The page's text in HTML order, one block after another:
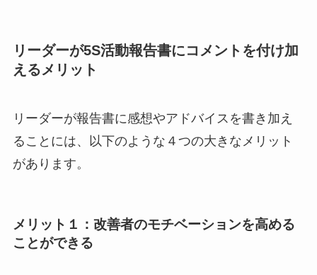
リーダーが5S活動報告書にコメントを付け加
えるメリット
リーダーが報告書に感想やアドバイスを書き加え
ることには、以下のような４つの大きなメリット
があります。
メリット１：改善者のモチベーションを高める
ことができる